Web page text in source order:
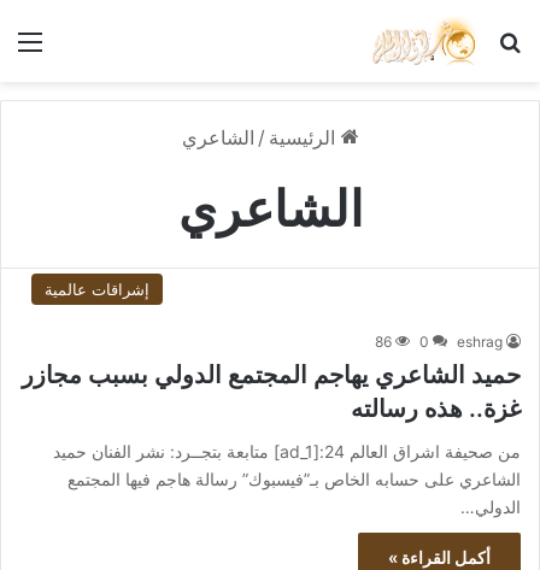
بحث عن
الرئيسية / الشاعري
الشاعري
إشراقات عالمية
eshrag
0
86
حميد الشاعري يهاجم المجتمع الدولي بسبب مجازر
غزة.. هذه رسالته
من صحيفة اشراق العالم 24:[ad_1] متابعة بتجــرد: نشر الفنان حميد
الشاعري على حسابه الخاص بـ”فيسبوك” رسالة هاجم فيها المجتمع
الدولي…
أكمل القراءة »